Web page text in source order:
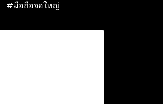
#มือถือจอใหญ่